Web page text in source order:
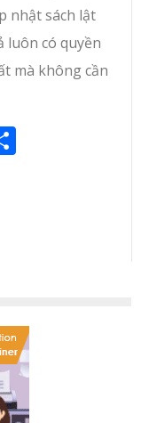
nhật sách lật
luôn có quyền
mà không cần